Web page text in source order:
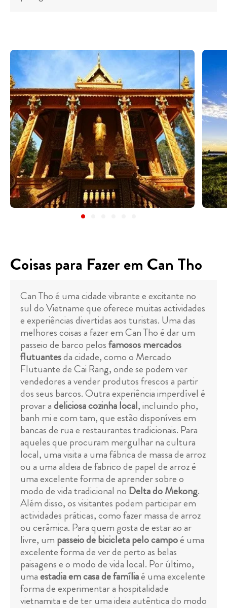
Coisas para Fazer em Can Tho
Can Tho é uma cidade vibrante e excitante no
sul do Vietname que oferece muitas actividades
e experiências divertidas aos turistas. Uma das
melhores coisas a fazer em Can Tho é dar um
passeio de barco pelosfamosos mercados
flutuantesda cidade, como o Mercado
Flutuante de Cai Rang, onde se podem ver
vendedores a vender produtos frescos a partir
dos seus barcos. Outra experiência imperdível é
provar adeliciosa cozinha local, incluindo pho,
banh mi e com tam, que estão disponíveis em
bancas de rua e restaurantes tradicionais. Para
aqueles que procuram mergulhar na cultura
local, uma visita a uma fábrica de massa de arroz
ou a uma aldeia de fabrico de papel de arroz é
uma excelente forma de aprender sobre o
modo de vida tradicional no Delta do Mekong.
Além disso, os visitantes podem participar em
actividades práticas, como fazer massa de arroz
ou cerâmica. Para quem gosta de estar ao ar
livre, um passeio de bicicleta pelo campoé uma
excelente forma de ver de perto as belas
paisagens e o modo de vida local. Por último,
umaestadia em casa de famíliaé uma excelente
forma de experimentar a hospitalidade
vietnamita e de ter uma ideia autêntica do modo